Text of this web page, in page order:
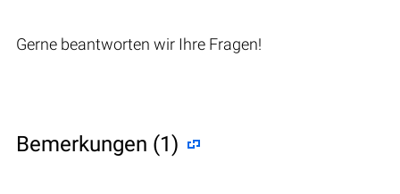
Gerne beantworten wir Ihre Fragen!
Bemerkungen (1)